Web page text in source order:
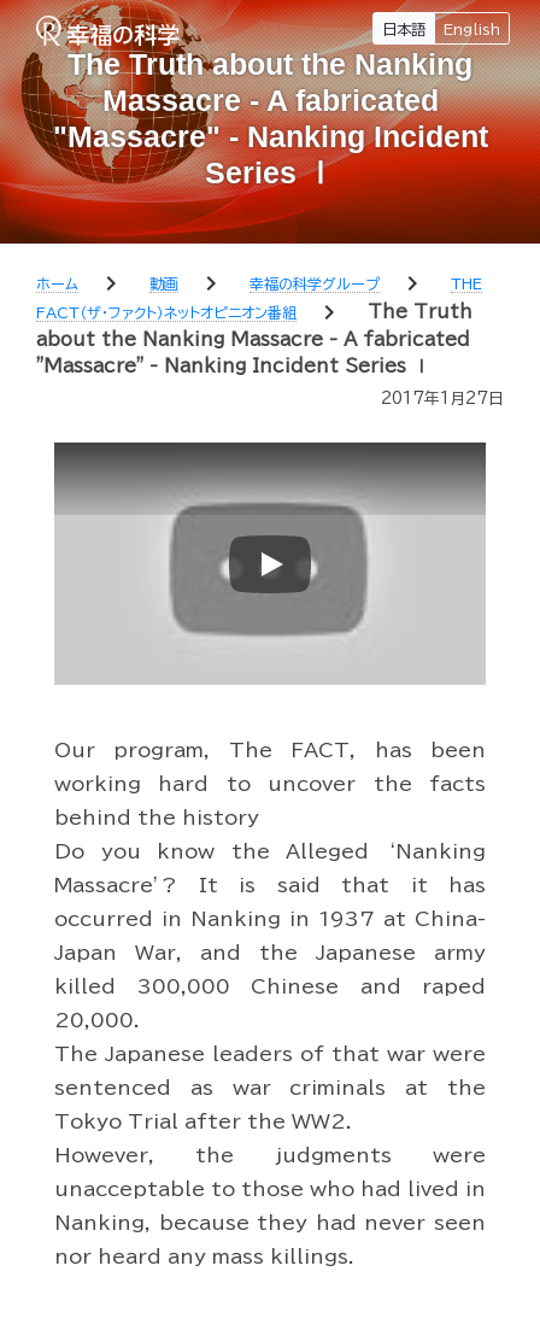
日本語 English
The Truth about the Nanking
Massacre - A fabricated
"Massacre" - Nanking Incident
Series Ⅰ
ホーム chevron_right 動画 chevron_right 幸福の科学グループ chevron_right
THE
FACT（ザ・ファクト）ネットオピニオン番組
chevron_right
The Truth
about the Nanking Massacre - A fabricated
"Massacre" - Nanking Incident Series Ⅰ
2017年1月27日
Play
Our program, The FACT, has been
working hard to uncover the facts
behind the history
Do you know the Alleged ‘Nanking
Massacre’? It is said that it has
occurred in Nanking in 1937 at China-
Japan War, and the Japanese army
killed 300,000 Chinese and raped
20,000.
The Japanese leaders of that war were
sentenced as war criminals at the
Tokyo Trial after the WW2.
However, the judgments were
unacceptable to those who had lived in
Nanking, because they had never seen
nor heard any mass killings.